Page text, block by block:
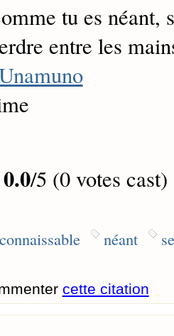
tu es néant,
entre les
0.0/5 (0 votes cast)
néant
cette citation